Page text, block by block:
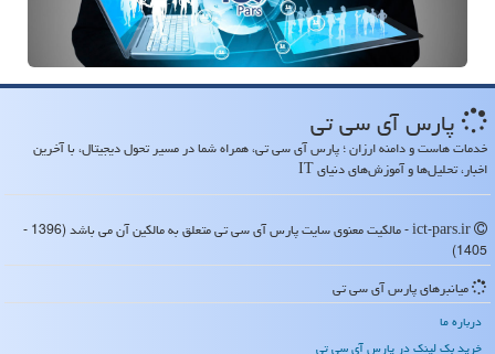
پارس آی سی تی
خدمات هاست و دامنه ارزان ؛ پارس آی سی تی، همراه شما در مسیر تحول دیجیتال، با آخرین
اخبار، تحلیل‌ها و آموزش‌های دنیای IT
ict-pars.ir - مالکیت معنوی سایت پارس آی سی تی متعلق به مالکین آن می باشد (1396 -
1405)
میانبرهای پارس آی سی تی
درباره ما
خرید بک لینک در پارس آی سی تی